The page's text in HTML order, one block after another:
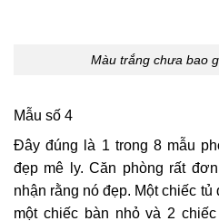
Màu trắng chưa bao
Mẫu số 4
Đây đúng là 1 trong 8 mẫu
đẹp mê ly. Căn phòng rất
nhận rằng nó đẹp. Một chiếc
một chiếc bàn nhỏ và 2